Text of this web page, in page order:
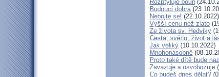
Rozptyluje bouři
Budoucí dobra
Nebojte se! (22.10.2022)
Vyšší cenu než zlato
Ze života sv. Hedviky
Cesta, světlo, život a
Jak veliký (10.10.2022)
Mnohonásobně
Proto také dítě bude
Zavazuje a osvobozuje
Co budeš dnes dělat?